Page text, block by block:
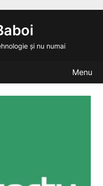
și nu numai
Menu